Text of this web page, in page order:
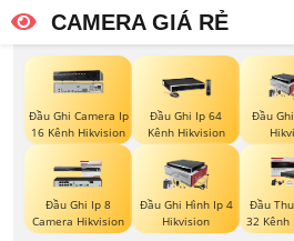
CAMERA GIÁ RẺ
Đầu Ghi Camera Ip
16 Kênh Hikvision
Đầu Ghi Ip 64
Kênh Hikvision
Đầu
Đầu Ghi Ip 8
Camera Hikvision
Đầu Ghi Hình Ip 4
Hikvision
Đầu
32 Kênh